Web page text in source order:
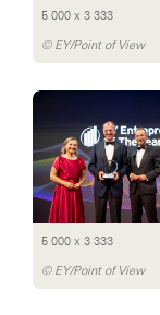
5 000 x 3 333
© EY/Point of View
5 000 x 3 333
© EY/Point of View